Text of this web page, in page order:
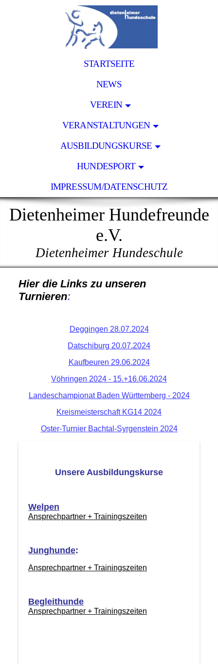
STARTSEITE
NEWS
VEREIN
VERANSTALTUNGEN
AUSBILDUNGSKURSE
HUNDESPORT
IMPRESSUM/DATENSCHUTZ
Dietenheimer Hundefreunde
e.V.
Dietenheimer Hundeschule
Hier die Links zu unseren
Turnieren:
Deggingen 28.07.2024
Datschiburg 20.07.2024
Kaufbeuren 29.06.2024
Vöhringen 2024 - 15.+16.06.2024
Landeschampionat Baden Württemberg - 2024
Kreismeisterschaft KG14 2024
Oster-Turnier Bachtal-Syrgenstein 2024
Unsere Ausbildungskurse
Welpen
Ansprechpartner + Trainingszeiten
Junghunde:
Ansprechpartner + Trainingszeiten
Begleithunde
Ansprechpartner + Trainingszeiten